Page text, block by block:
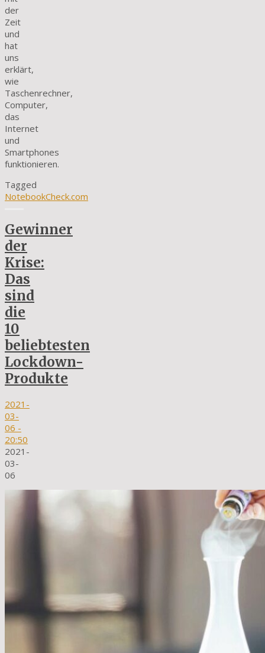
der
Zeit
und
hat
uns
erklärt,
wie
Taschenrechner,
Computer,
das
Internet
und
Smartphones
funktionieren.
Tagged
NotebookCheck.com
Gewinner
der
Krise:
Das
sind
die
10
beliebtesten
Lockdown-
Produkte
2021-
03-
06 -
20:50
2021-
03-
06